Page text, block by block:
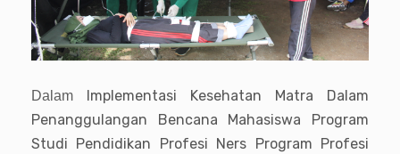
Dalam
Implementasi Kesehatan Matra Dalam
Penanggulangan Bencana Mahasiswa Program
Studi Pendidikan Profesi Ners Program Profesi